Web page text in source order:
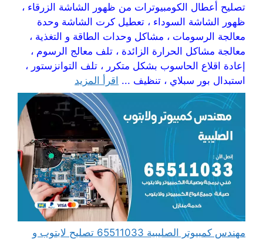
تصليح أعطال الكومبيوترات من ظهور الشاشة الزرقاء ،
ظهور الشاشة السوداء ، تعطيل كرت الشاشة وحدة
معالجة الرسومات ، مشاكل وحدات الطاقة و التغذية ،
معالجة مشاكل الحرارة الزائدة ، تلف معالج الرسوم ،
إعادة اقلاع الحاسوب بشكل متكرر ، تلف التوانزستور ،
استبدال بور سبلاي ، تنظيف ... اقرأ المزيد
مهندس كمبيوتر الصليبية 65511033 تصليح لابتوب و